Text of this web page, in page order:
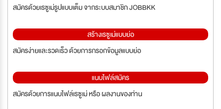
สมัครด้วยเรซูเม่รูปแบบเต็ม จากระบบสมาชิก JOBBKK
สร้างเรซูเม่แบบย่อ
สมัครง่ายและรวดเร็ว ด้วยการกรอกข้อมูลแบบย่อ
แนบไฟล์สมัคร
สมัครด้วยการแนบไฟล์เรซูเม่ หรือ ผลงานของท่าน